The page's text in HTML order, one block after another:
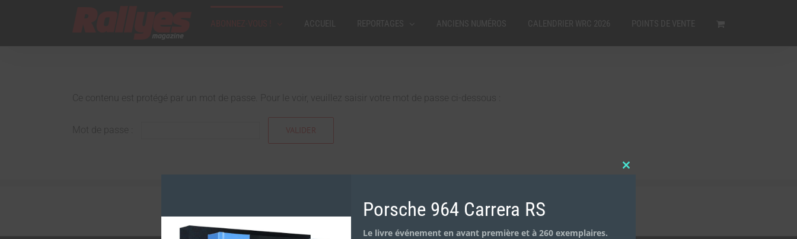
ACCUEIL REPORTAGES ANCIENS NUMÉROS CALENDRIER WRC 2026 POINTS DE VENTE
Ce contenu est protégé par un mot de passe. Pour le voir, veuillez saisir votre mot de passe ci-dessous :
Mot de passe :
Porsche 964 Carrera RS
Le livre événement en avant première et à 260 exemplaires.